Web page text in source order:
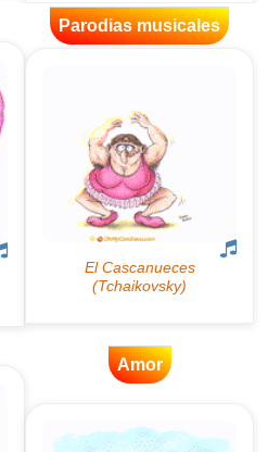
Parodias musicales
Amor